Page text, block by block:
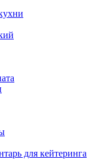
для кейтеринга